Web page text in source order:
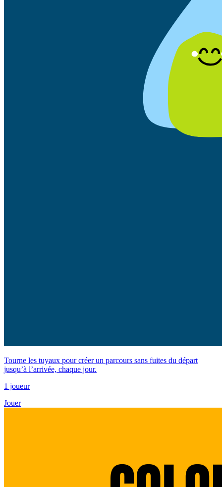
Tourne les tuyaux pour créer un parcours sans fuites du départ
jusqu’à l’arrivée, chaque jour.
1 joueur
Jouer